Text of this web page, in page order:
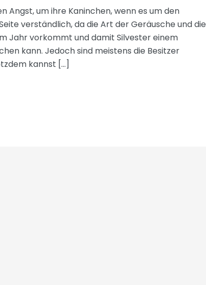
Angst, um ihre Kaninchen, wenn es um den
verständlich, da die Art der Geräusche und die
Jahr vorkommt und damit Silvester einem
kann. Jedoch sind meistens die Besitzer
kannst […]